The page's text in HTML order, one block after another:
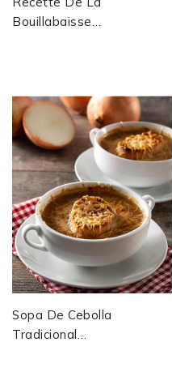
Bouillabaisse
Codifié
Sopa De Cebolla
Tradicional